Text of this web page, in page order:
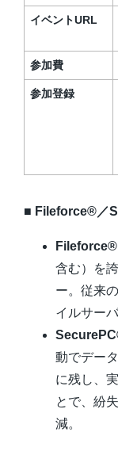
イベントURL
参加費
参加登録
■ Fileforce®／
Fileforce®
含む）を
ー。従来
イルサー
動でデー
に残し、
とで、紛
減。